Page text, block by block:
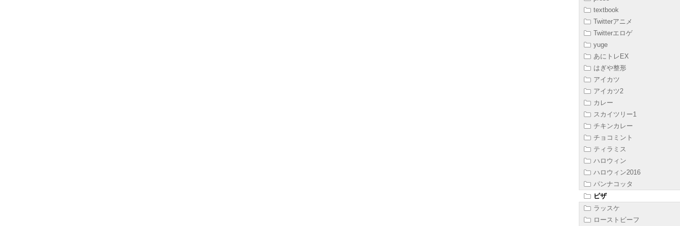
textbook
Twitterアニメ
Twitterエロゲ
yuge
あにトレEX
はぎや整形
アイカツ
アイカツ2
カレー
スカイツリー1
チキンカレー
チョコミント
ティラミス
ハロウィン
ハロウィン2016
パンナコッタ
ピザ
ラッスケ
ローストビーフ